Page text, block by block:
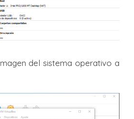
del sistema operativo a